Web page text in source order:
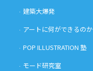
建築大爆発
アートに何ができるのか
POP ILLUSTRATION 塾
モード研究室